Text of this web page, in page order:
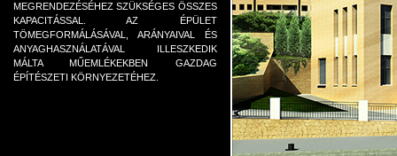
MEGRENDEZÉSÉHEZ SZÜKSÉGES ÖSSZES
KAPACITÁSSAL. AZ ÉPÜLET
TÖMEGFORMÁLÁSÁVAL, ARÁNYAIVAL ÉS
ANYAGHASZNÁLATÁVAL ILLESZKEDIK
MÁLTA MŰEMLÉKEKBEN GAZDAG
ÉPÍTÉSZETI KÖRNYEZETÉHEZ.